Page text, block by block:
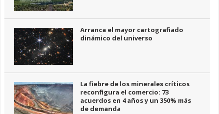
Arranca el mayor cartografiado
dinámico del universo
La fiebre de los minerales críticos
reconfigura el comercio: 73
acuerdos en 4 años y un 350% más
de demanda